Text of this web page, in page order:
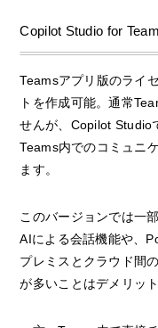
Copilot Studio for
Teamsアプリ版のライ
トを作成可能。通常
せんが、Copilot Studio
Teams内でのコミュニ
ます。
このバージョンでは一
AIによる会話機能や、
プレミスとクラウド間
が多いことはデメリッ